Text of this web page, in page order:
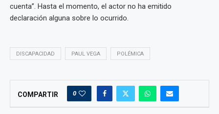
cuenta”. Hasta el momento, el actor no ha emitido
declaración alguna sobre lo ocurrido.
DISCAPACIDAD PAUL VEGA POLÉMICA
COMPARTIR 0